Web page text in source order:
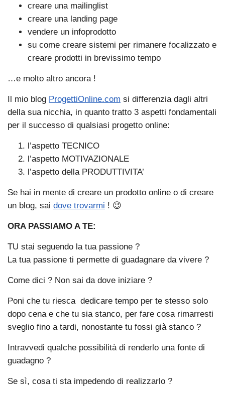
creare una mailinglist
creare una landing page
vendere un infoprodotto
su come creare sistemi per rimanere focalizzato e
creare prodotti in brevissimo tempo
…e molto altro ancora !
Il mio blog ProgettiOnline.com si differenzia dagli altri
della sua nicchia, in quanto tratto 3 aspetti fondamentali
per il successo di qualsiasi progetto online:
l’aspetto TECNICO
l’aspetto MOTIVAZIONALE
l’aspetto della PRODUTTIVITA’
Se hai in mente di creare un prodotto online o di creare
un blog, sai dove trovarmi ! 😉
ORA PASSIAMO A TE:
TU stai seguendo la tua passione ?
La tua passione ti permette di guadagnare da vivere ?
Come dici ? Non sai da dove iniziare ?
Poni che tu riesca dedicare tempo per te stesso solo
dopo cena e che tu sia stanco, per fare cosa rimarresti
sveglio fino a tardi, nonostante tu fossi già stanco ?
Intravvedi qualche possibilità di renderlo una fonte di
guadagno ?
Se sì, cosa ti sta impedendo di realizzarlo ?